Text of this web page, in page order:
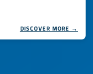
DISCOVER MORE →